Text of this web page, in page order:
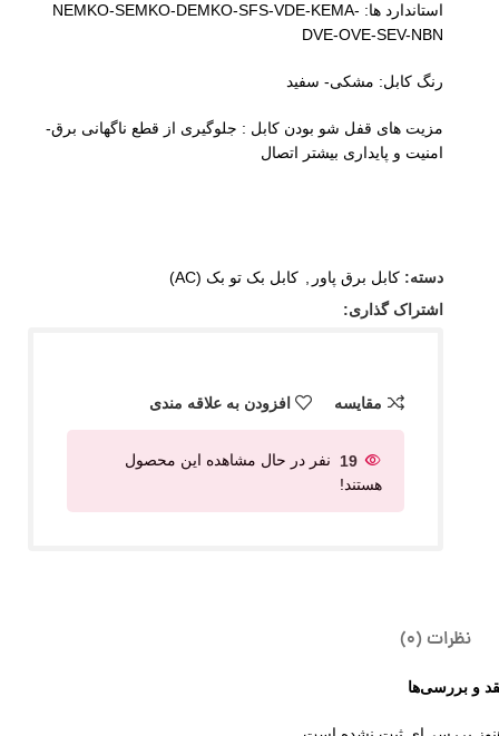
استاندارد ها: NEMKO-SEMKO-DEMKO-SFS-VDE-KEMA-
DVE-OVE-SEV-NBN
رنگ کابل: مشکی- سفید
مزیت های قفل شو بودن کابل : جلوگیری از قطع ناگهانی برق-
امنیت و پایداری بیشتر اتصال
دسته: کابل برق پاور , کابل بک تو بک (AC)
اشتراک گذاری:
مقایسه افزودن به علاقه مندی
19
نفر در حال مشاهده این محصول
هستند!
نظرات (0)
و بررسی‌ها